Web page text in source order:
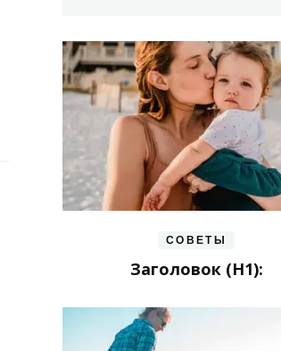
СОВЕТЫ
Заголовок (H1):